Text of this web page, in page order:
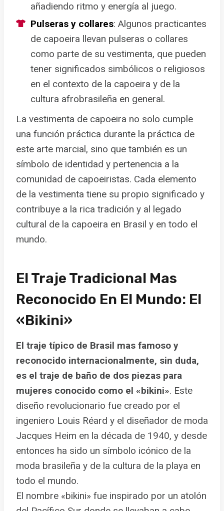
añadiendo ritmo y energía al juego.
Pulseras y collares: Algunos practicantes
de capoeira llevan pulseras o collares
como parte de su vestimenta, que pueden
tener significados simbólicos o religiosos
en el contexto de la capoeira y de la
cultura afrobrasileña en general.
La vestimenta de capoeira no solo cumple
una función práctica durante la práctica de
este arte marcial, sino que también es un
símbolo de identidad y pertenencia a la
comunidad de capoeiristas. Cada elemento
de la vestimenta tiene su propio significado y
contribuye a la rica tradición y al legado
cultural de la capoeira en Brasil y en todo el
mundo.
El Traje Tradicional Mas
Reconocido En El Mundo: El
«Bikini»
El traje típico de Brasil mas famoso y
reconocido internacionalmente, sin duda,
es el traje de baño de dos piezas para
mujeres conocido como el «bikini». Este
diseño revolucionario fue creado por el
ingeniero Louis Réard y el diseñador de moda
Jacques Heim en la década de 1940, y desde
entonces ha sido un símbolo icónico de la
moda brasileña y de la cultura de la playa en
todo el mundo.
El nombre «bikini» fue inspirado por un atolón